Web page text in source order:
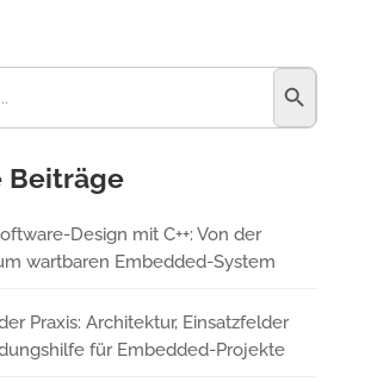
Beiträge
Design mit C++: Von der
wartbaren Embedded-System
Praxis: Architektur, Einsatzfelder
für Embedded-Projekte